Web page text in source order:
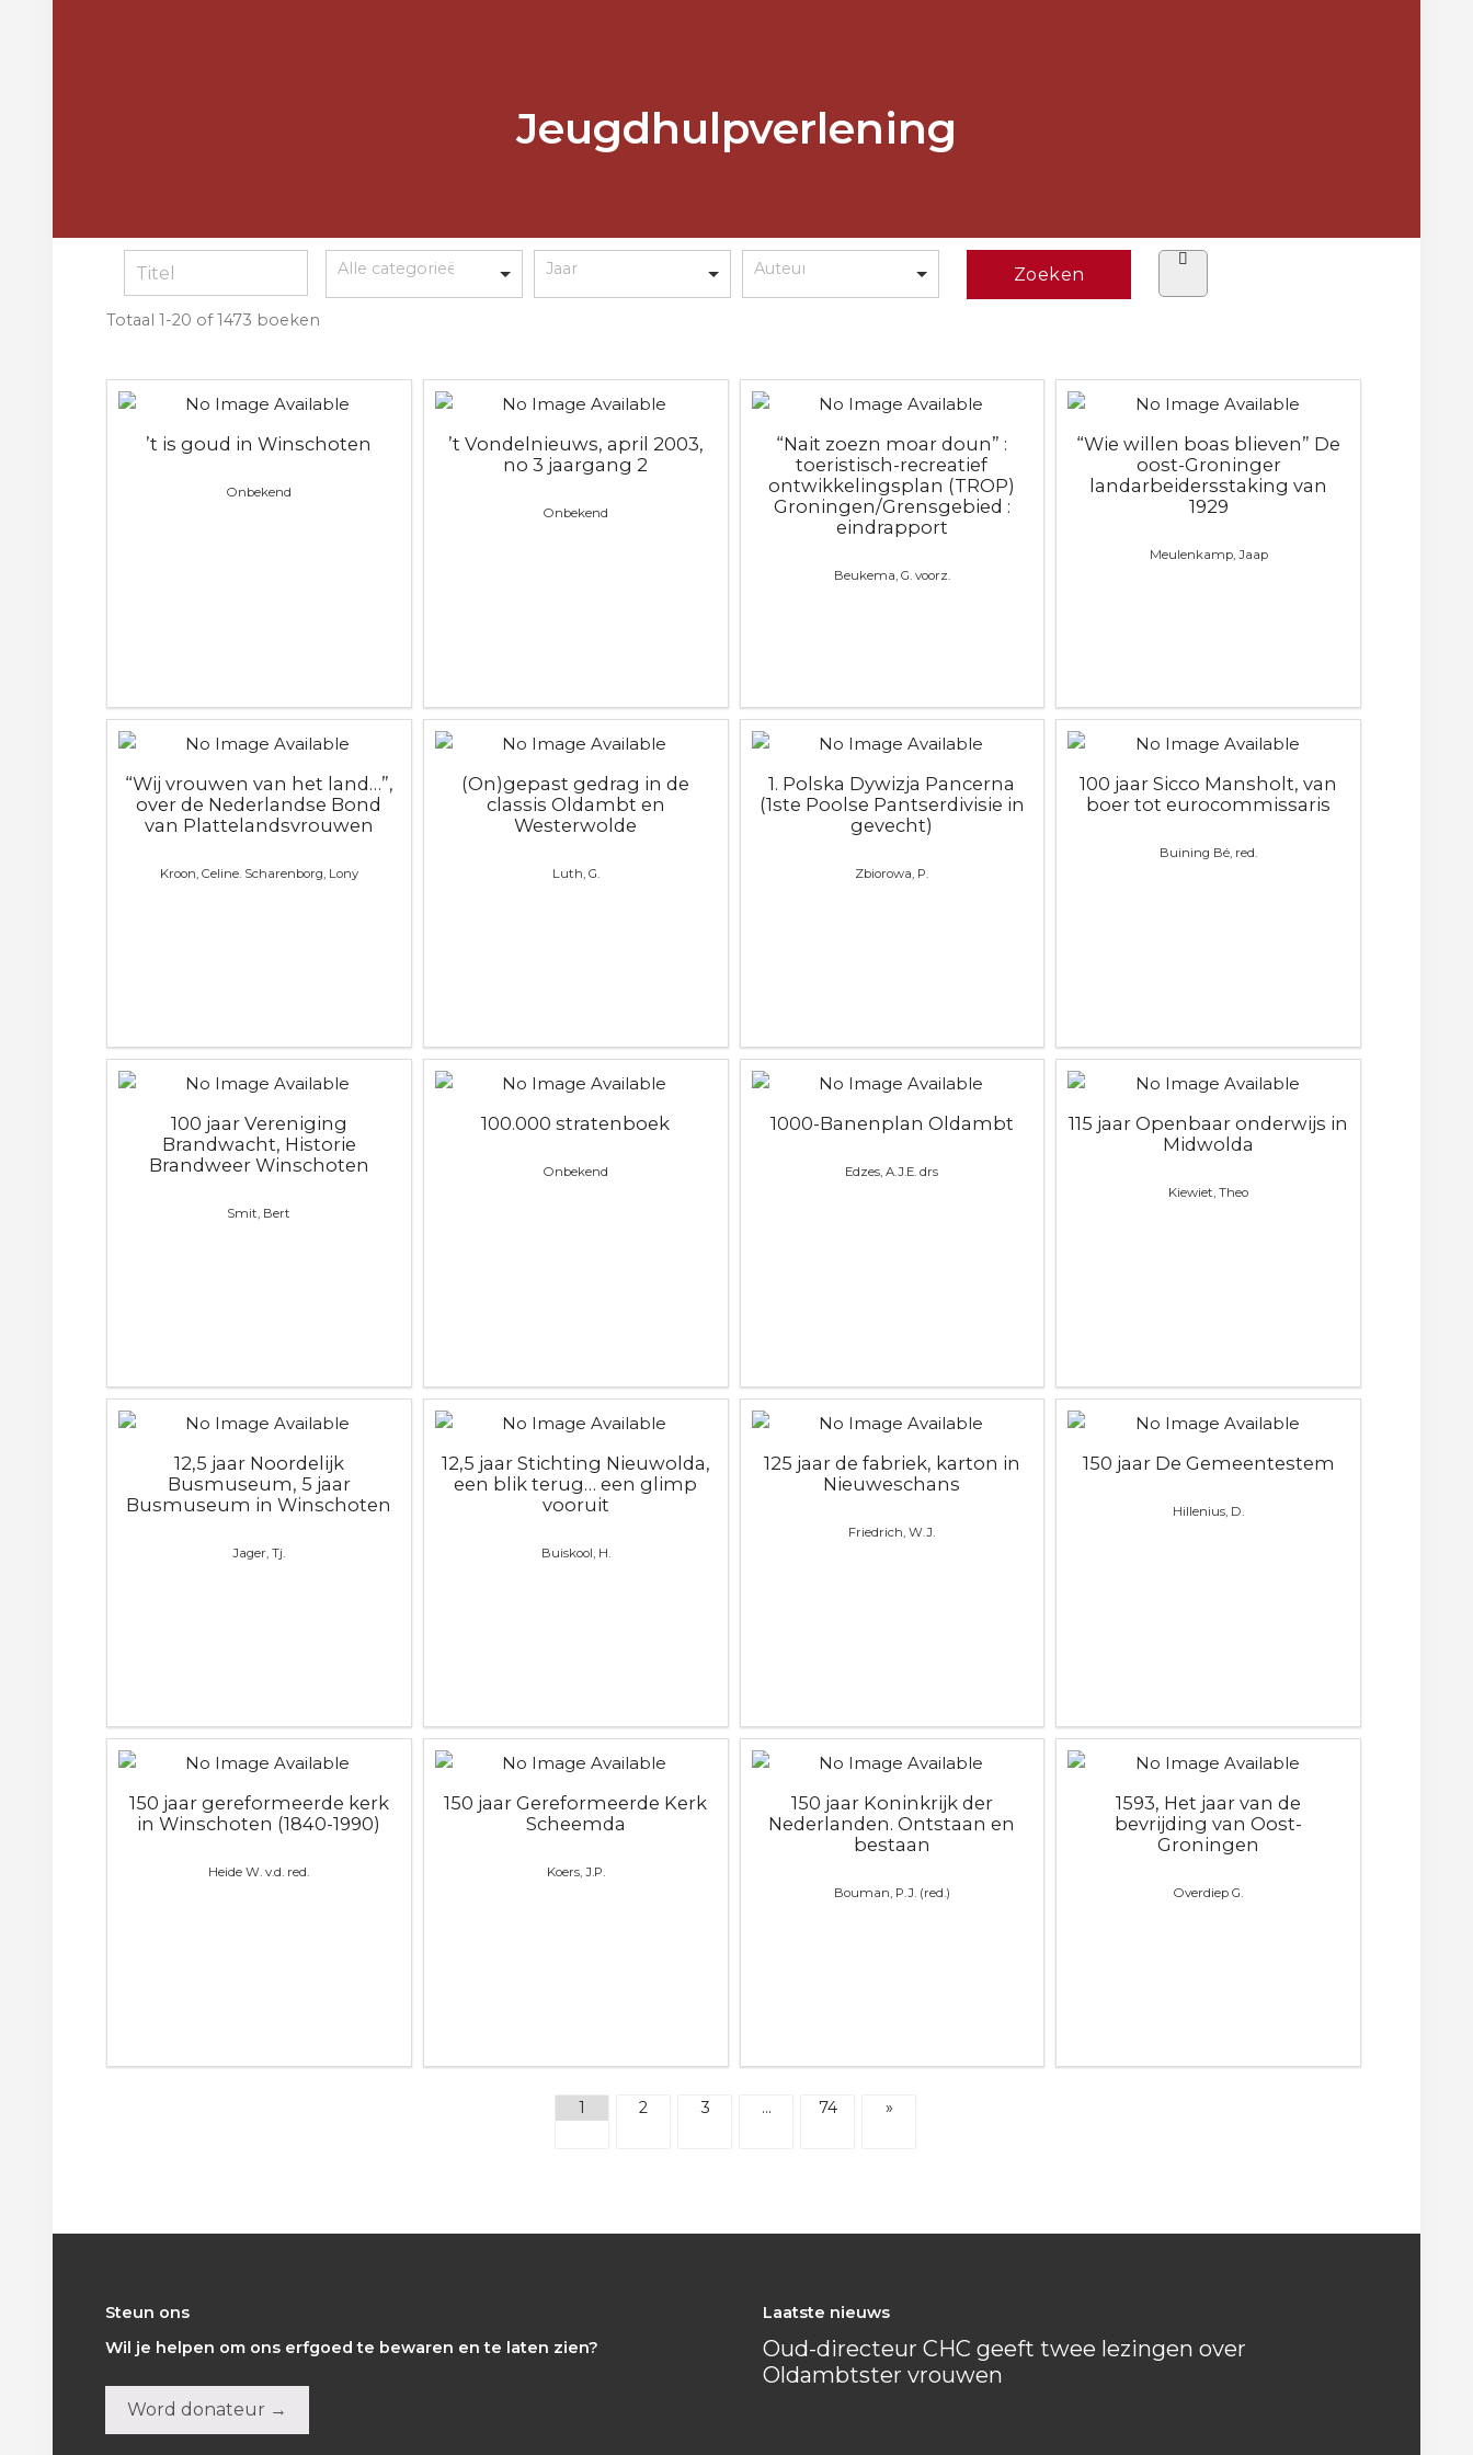
Jeugdhulpverlening
Totaal 1-20 of 1473 boeken
’t is goud in Winschoten
Onbekend
’t Vondelnieuws, april 2003,
no 3 jaargang 2
Onbekend
“Nait zoezn moar doun” :
toeristisch-recreatief
ontwikkelingsplan (TROP)
Groningen/Grensgebied :
eindrapport
Beukema, G. voorz.
“Wie willen boas blieven” De
oost-Groninger
landarbeidersstaking van
1929
Meulenkamp, Jaap
“Wij vrouwen van het land…”,
over de Nederlandse Bond
van Plattelandsvrouwen
Kroon, Celine. Scharenborg, Lony
(On)gepast gedrag in de
classis Oldambt en
Westerwolde
Luth, G.
1. Polska Dywizja Pancerna
(1ste Poolse Pantserdivisie in
gevecht)
Zbiorowa, P.
100 jaar Sicco Mansholt, van
boer tot eurocommissaris
Buining Bé, red.
100 jaar Vereniging
Brandwacht, Historie
Brandweer Winschoten
Smit, Bert
100.000 stratenboek
Onbekend
1000-Banenplan Oldambt
Edzes, A.J.E. drs
115 jaar Openbaar onderwijs in
Midwolda
Kiewiet, Theo
12,5 jaar Noordelijk
Busmuseum, 5 jaar
Busmuseum in Winschoten
Jager, Tj.
12,5 jaar Stichting Nieuwolda,
een blik terug… een glimp
vooruit
Buiskool, H.
125 jaar de fabriek, karton in
Nieuweschans
Friedrich, W.J.
150 jaar De Gemeentestem
Hillenius, D.
150 jaar gereformeerde kerk
in Winschoten (1840-1990)
Heide W. v.d. red.
150 jaar Gereformeerde Kerk
Scheemda
Koers, J.P.
150 jaar Koninkrijk der
Nederlanden. Ontstaan en
bestaan
Bouman, P.J. (red.)
1593, Het jaar van de
bevrijding van Oost-
Groningen
Overdiep G.
1 2 3 … 74 »
Steun ons
Wil je helpen om ons erfgoed te bewaren en te laten zien?
Word donateur →
Laatste nieuws
Oud-directeur CHC geeft twee lezingen over
Oldambtster vrouwen